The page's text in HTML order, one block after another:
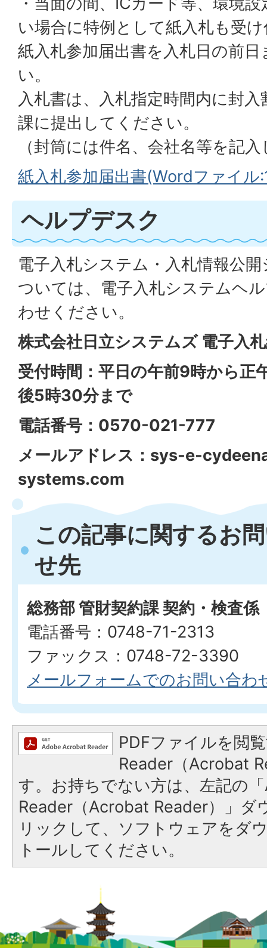
い場合に特例として紙入札も受
紙入札参加届出書を入札日の前
い。
入札書は、入札指定時間内に封
課に提出してください。
（封筒には件名、会社名等を記
紙入札参加届出書(Wordファイル
ヘルプデスク
電子入札システム・入札情報公
ついては、電子入札システムヘ
わせください。
株式会社日立システムズ 電子入
受付時間：平日の午前9時から正
後5時30分まで
電話番号：0570-021-777
メールアドレス： sys-e-
systems.com
この記事に関するお
せ先
総務部 管財契約課 契約・検査係
電話番号：0748-71-2313
ファックス：0748-72-3390
メールフォームでのお問い合わ
PDFファイルを閲
Reader（Acrobat
す。お持ちでない方は、左記の
Reader（Acrobat Reader）」ダ
リックして、ソフトウェアをダ
トールしてください。